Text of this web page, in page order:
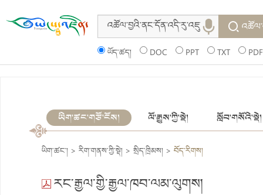
ཡོད་ཚད། DOC PPT TXT PDF
ཡིག་ཚང་གཙོ་ངོས། ལོ་རྒྱུས་ཀྱི་སྡེ། སློབ་གསོའི་སྡེ།
ཡིག་ཚང་། > རིག་གནས་ཀྱི་སྡེ། > སྲིད་ཁྲིམས། > བོད་རིགས།
རང་རྒྱལ་གྱི་རྒྱལ་ཁབ་ལམ་ལུགས།